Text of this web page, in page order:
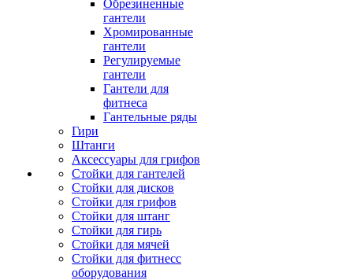
Обрезиненные
гантели
Хромированные
гантели
Регулируемые
гантели
Гантели для
фитнеса
Гантельные ряды
Гири
Штанги
Аксессуары для грифов
Стойки для гантелей
Стойки для дисков
Стойки для грифов
Стойки для штанг
Стойки для гирь
Стойки для мячей
Стойки для фитнесс
оборудования